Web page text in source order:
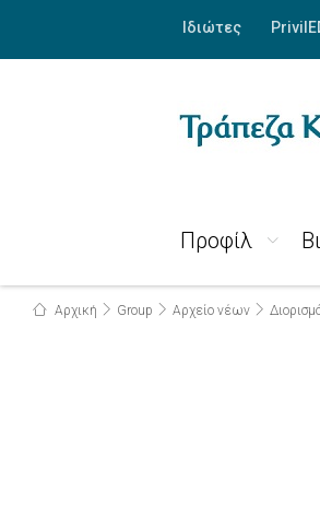
Ιδιώτες
Προφίλ
Αρχική Group Αρχείο νέων